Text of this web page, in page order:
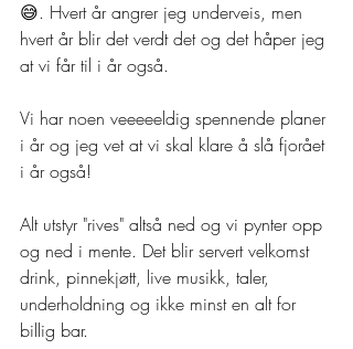
😅. Hvert år angrer jeg underveis, men
hvert år blir det verdt det og det håper jeg
at vi får til i år også.
Vi har noen veeeeeldig spennende planer
i år og jeg vet at vi skal klare å slå fjorået
i år også!
Alt utstyr "rives" altså ned og vi pynter opp
og ned i mente. Det blir servert velkomst
drink, pinnekjøtt, live musikk, taler,
underholdning og ikke minst en alt for
billig bar.